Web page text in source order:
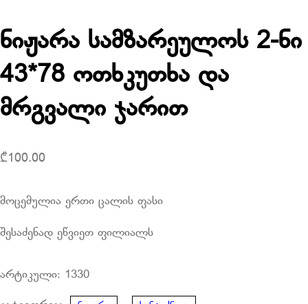
ნიჟარა სამზარეულოს 2-ნი
43*78 ოთხკუთხა და
მრგვალი ჯარით
₾100.00
მოცემულია ერთი ცალის ფასი
შესაძენად ეწვიეთ ფილიალს
არტიკული: 1330